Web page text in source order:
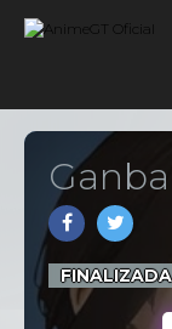
FINALIZADA